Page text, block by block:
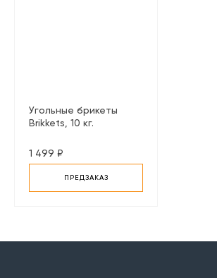
Угольные брикеты
Brikkets, 10 кг.
1 499 ₽
ПРЕДЗАКАЗ